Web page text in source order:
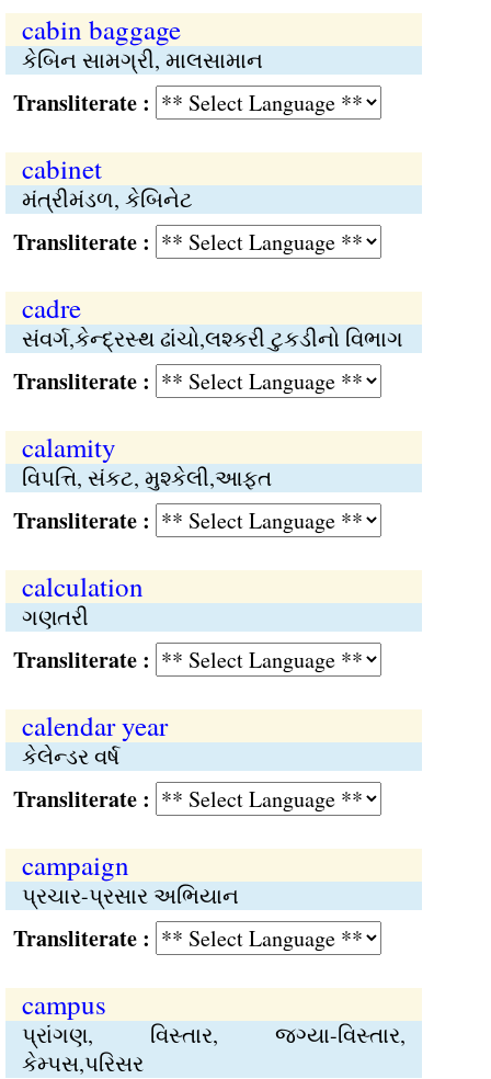
cabin baggage
કેબિન સામગ્રી, માલસામાન
:
cabinet
મંત્રીમંડળ, કેબિનેટ
:
cadre
સંવર્ગ,કેન્દ્રસ્થ ઢાંચો,લશ્કરી ટુકડીનો વિભાગ
:
calamity
વિપત્તિ, સંકટ, મુશ્કેલી,આફત
:
calculation
ગણતરી
:
calendar year
કેલેન્ડર વર્ષ
:
campaign
પ્રચાર-પ્રસાર અભિયાન
:
campus
પ્રાંગણ, વિસ્તાર, જગ્યા-વિસ્તાર,
કેમ્પસ,પરિસર